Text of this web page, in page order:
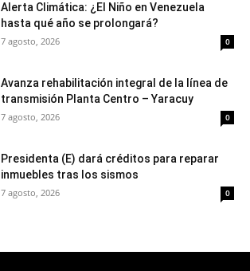
Alerta Climática: ¿El Niño en Venezuela
hasta qué año se prolongará?
7 agosto, 2026 0
Avanza rehabilitación integral de la línea de
transmisión Planta Centro – Yaracuy
7 agosto, 2026 0
Presidenta (E) dará créditos para reparar
inmuebles tras los sismos
7 agosto, 2026 0